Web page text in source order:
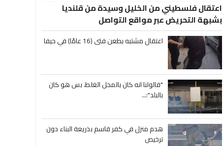
اعتقال فلسطيني من الخليل وسيدة من قلنديا
بشبهة التحريض عبر مواقع التواصل
اعتقال مشتبه بطعن فتى (16 عامًا) في حيفا
"قالولنا انه كان بالمحل الغلط، بس هو كان
بالبلد":...
هدم منزل في كفر قاسم بذريعة البناء دون
ترخيص